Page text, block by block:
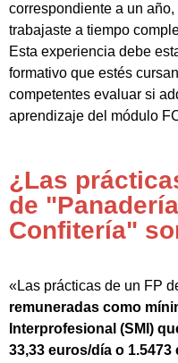
correspondiente a un
trabajaste a tiempo
Esta experiencia debe
formativo que estés
competentes evaluar si
aprendizaje del módulo
¿Las
de
Confitería"
«Las prácticas de un FP
remuneradas como
Interprofesional (SMI)
33,33 euros/día o 1.5473